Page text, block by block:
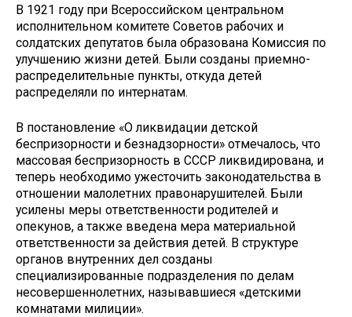
В 1921 году при Всероссийском центральном
исполнительном комитете Советов рабочих и
солдатских депутатов была образована Комиссия по
улучшению жизни детей. Были созданы приемно-
распределительные пункты, откуда детей
распределяли по интернатам.
В постановление «О ликвидации детской
беспризорности и безнадзорности» отмечалось, что
массовая беспризорность в СССР ликвидирована, и
теперь необходимо ужесточить законодательства в
отношении малолетних правонарушителей. Были
усилены меры ответственности родителей и
опекунов, а также введена мера материальной
ответственности за действия детей. В структуре
органов внутренних дел созданы
специализированные подразделения по делам
несовершеннолетних, называвшиеся «детскими
комнатами милиции».